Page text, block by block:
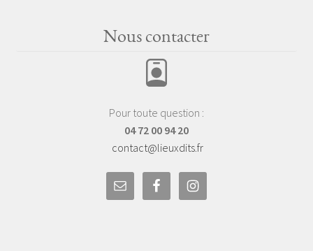
Nous contacter
Pour toute question :
04 72 00 94 20
contact@lieuxdits.fr